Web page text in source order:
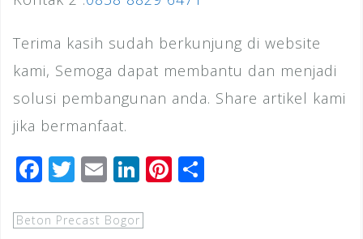
Terima kasih sudah berkunjung di website
kami, Semoga dapat membantu dan menjadi
solusi pembangunan anda. Share artikel kami
jika bermanfaat.
F
c
T
tt
E
ai
Li
k
Pi
Beton Precast Bogor